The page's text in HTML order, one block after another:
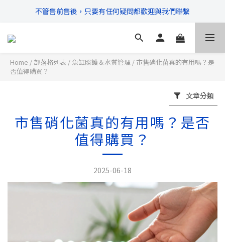
\ 超商滿$399免運!宅配滿$666免運 /
不管售前售後，只要有任何疑問都歡迎與我們聯繫
\ 超商滿$399免運!宅配滿$666免運 /
Home / 部落格列表 / 魚缸照護＆水質管理 /市售硝化菌真的有用嗎？是
否值得購買？
文章分類
市售硝化菌真的有用嗎？是否
值得購買？
2025-06-18